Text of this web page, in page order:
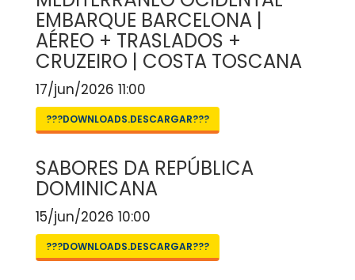
EMBARQUE BARCELONA |
AÉREO + TRASLADOS +
CRUZEIRO | COSTA TOSCANA
17/jun/2026 11:00
???DOWNLOADS.DESCARGAR???
SABORES DA REPÚBLICA
DOMINICANA
15/jun/2026 10:00
???DOWNLOADS.DESCARGAR???